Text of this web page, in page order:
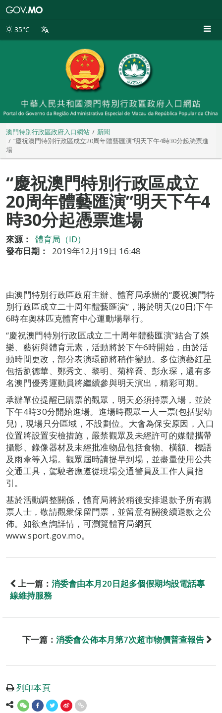
別
35°C
澳門特別行政區政府入口網站
新聞
“慶祝澳門特別行政區成立20周年體藝匯演”明天下午4時30分起憑票進
場
“慶祝澳門特別行政區成立
20周年體藝匯演”明天下午4
時30分起憑票進場
來源：
體育局（ID）
發布日期：
2019年12月19日 16:48
由澳門特別行政區政府主辦、體育局承辦的“慶祝澳門特
別行政區成立二十周年體藝匯演”，將於明天(20日)下午
6時在奧林匹克體育中心運動場舉行。
“慶祝澳門特別行政區成立二十周年體藝匯演”結合了娛
樂、藝術與體育元素，活動將於下午6時開始，由於活
動時間更改，部分表演環節將稍作變動。多位演藝紅星
包括劉德華、鄭秀文、黎明、菊梓喬、彭永琛，還有多
名澳門優秀運動員將繼續參與明天演出，精彩可期。
承辦單位提醒已購票的觀眾，明天必須持票入場，並於
下午4時30分開始進場。進場時觀眾一人一票(包括嬰幼
兒)，現場只分區域，不設劃位。大會為保安原因，入口
位置將設置安檢措施，嚴禁觀眾及未經許可的媒體攜帶
攝影、錄像器材及未經批准物品包括食物、橫額、標語
及雨傘等入場。觀眾屆時請提早到場，並盡量使用公共
交通工具，駕駛者應遵從現場交通警員及工作人員指
引。
基於活動調整關係，體育局將於稍後安排退款予所有購
票人士，敬請觀衆保留門票，並留意有關後續退款之公
佈。如欲查詢詳情，可瀏覽體育局網頁
www.sport.gov.mo。
上一篇： 消委會由本月20日起多個假期均設電話專
線維持服務
下一篇： 消委會公佈本月第7次超市物價普查報告
列印本頁